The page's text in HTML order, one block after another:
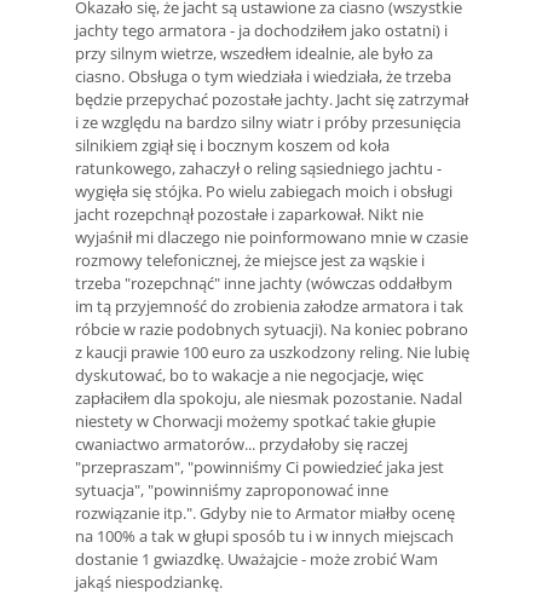
Okazało się, że jacht są ustawione za ciasno (wszystkie
jachty tego armatora - ja dochodziłem jako ostatni) i
przy silnym wietrze, wszedłem idealnie, ale było za
ciasno. Obsługa o tym wiedziała i wiedziała, że trzeba
będzie przepychać pozostałe jachty. Jacht się zatrzymał
i ze względu na bardzo silny wiatr i próby przesunięcia
silnikiem zgiął się i bocznym koszem od koła
ratunkowego, zahaczył o reling sąsiedniego jachtu -
wygięła się stójka. Po wielu zabiegach moich i obsługi
jacht rozepchnął pozostałe i zaparkował. Nikt nie
wyjaśnił mi dlaczego nie poinformowano mnie w czasie
rozmowy telefonicznej, że miejsce jest za wąskie i
trzeba "rozepchnąć" inne jachty (wówczas oddałbym
im tą przyjemność do zrobienia załodze armatora i tak
róbcie w razie podobnych sytuacji). Na koniec pobrano
z kaucji prawie 100 euro za uszkodzony reling. Nie lubię
dyskutować, bo to wakacje a nie negocjacje, więc
zapłaciłem dla spokoju, ale niesmak pozostanie. Nadal
niestety w Chorwacji możemy spotkać takie głupie
cwaniactwo armatorów... przydałoby się raczej
"przepraszam", "powinniśmy Ci powiedzieć jaka jest
sytuacja", "powinniśmy zaproponować inne
rozwiązanie itp.". Gdyby nie to Armator miałby ocenę
na 100% a tak w głupi sposób tu i w innych miejscach
dostanie 1 gwiazdkę. Uważajcie - może zrobić Wam
jakąś niespodziankę.